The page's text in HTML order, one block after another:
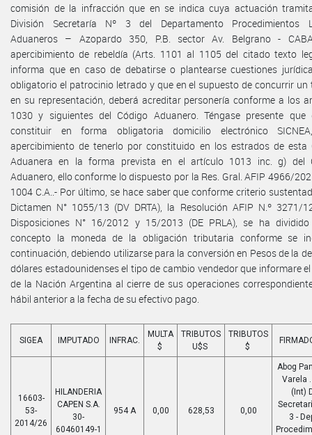
comisión de la infracción que en se indica cuya actuación
División Secretaría Nº 3 del Departamento Procedimientos
Aduaneros – Azopardo 350, P.B. sector Av. Belgrano -
apercibimiento de rebeldía (Arts. 1101 al 1105 del citado texto
informa que en caso de debatirse o plantearse cuestiones
obligatorio el patrocinio letrado y que en el supuesto de concurrir un
en su representación, deberá acreditar personería conforme a los
1030 y siguientes del Código Aduanero. Téngase presente que
constituir en forma obligatoria domicilio electrónico
apercibimiento de tenerlo por constituido en los estrados de esta
Aduanera en la forma prevista en el artículo 1013 inc. g) del
Aduanero, ello conforme lo dispuesto por la Res. Gral. AFIP 4966/
1004 C.A..- Por último, se hace saber que conforme criterio
Dictamen N° 1055/13 (DV DRTA), la Resolución AFIP N.º 3271/
Disposiciones N° 16/2012 y 15/2013 (DE PRLA), se ha
concepto la moneda de la obligación tributaria conforme se
continuación, debiendo utilizarse para la conversión en Pesos de la
dólares estadounidenses el tipo de cambio vendedor que informare
de la Nación Argentina al cierre de sus operaciones
hábil anterior a la fecha de su efectivo pago.
SIGEA IMPUTADO INFRAC.
MULTA
$
TRIBUTOS
U$S
TRIBUTOS
$
16603-
53-
2014/26
HILANDERIA
CAPEN S.A.
30-
60460149-1
954 A 0,00 628,53 0,00
Abog
Varela
(Int)
3 -